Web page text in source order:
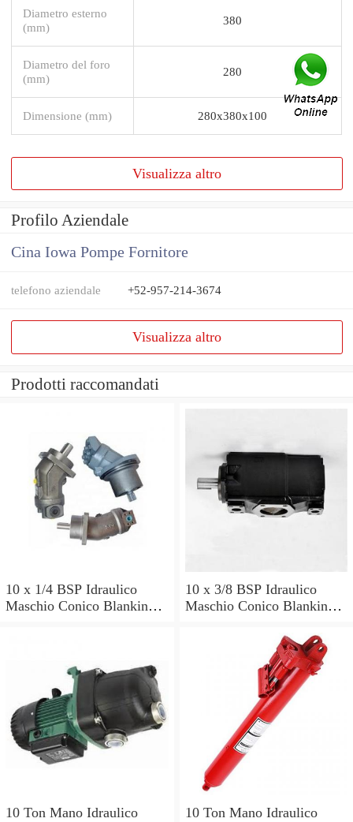
Diametro esterno
(mm)
380
Diametro del foro
(mm)
280
Dimensione (mm) 280x380x100
Visualizza altro
Profilo Aziendale
Cina Iowa Pompe Fornitore
telefono aziendale +52-957-214-3674
Visualizza altro
Prodotti raccomandati
10 x 1/4 BSP Idraulico
Maschio Conico Blanking
10 x 3/8 BSP Idraulico
Maschio Conico Blanking
VALVOLA POMPA
10 Ton Mano Idraulico
10 Ton Mano Idraulico